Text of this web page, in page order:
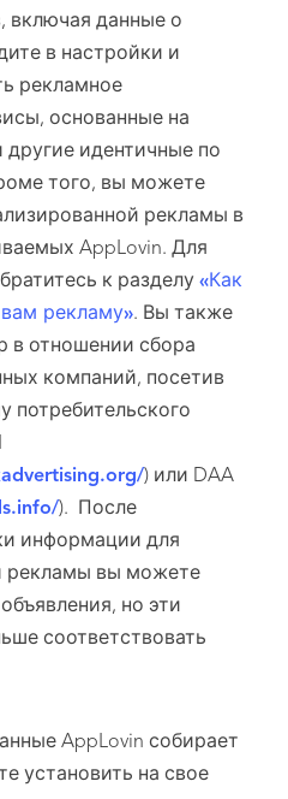
включая данные о
в настройки и
рекламное
основанные на
идентичные по
того, вы можете
рекламы в
AppLovin. Для
к разделу «Как
рекламу». Вы также
в отношении сбора
компаний, посетив
потребительского
) или DAA
). После
информации для
рекламы вы можете
но эти
соответствовать
AppLovin собирает
установить на свое